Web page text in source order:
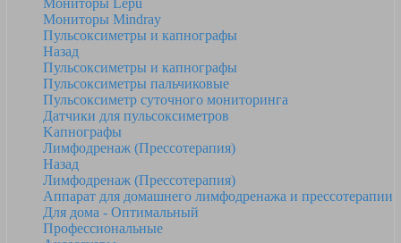
Мониторы Lepu
Мониторы Mindray
Пульсоксиметры и капнографы
Назад
Пульсоксиметры и капнографы
Пульсоксиметры пальчиковые
Пульсоксиметр суточного мониторинга
Датчики для пульсоксиметров
Kапнографы
Лимфодренаж (Прессотерапия)
Назад
Лимфодренаж (Прессотерапия)
Аппарат для домашнего лимфодренажа и прессотерапии
Для дома - Оптимальный
Профессиональные